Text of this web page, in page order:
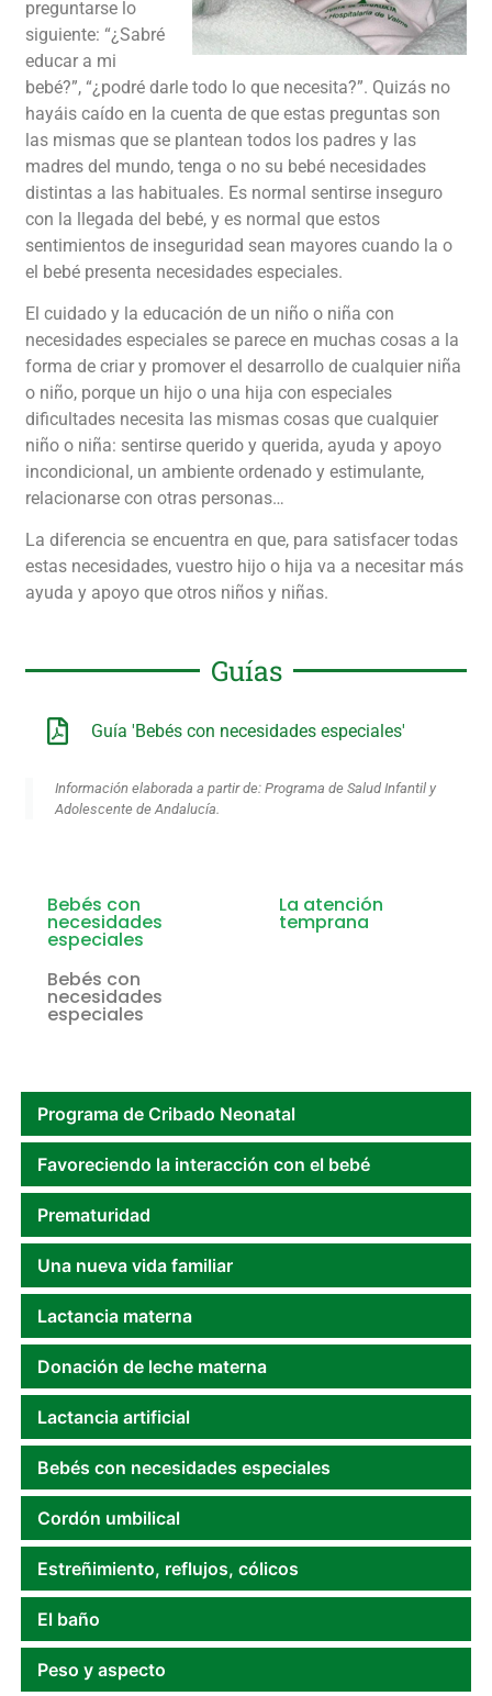
preguntarse lo
siguiente: “¿Sabré
educar a mi
bebé?”, “¿podré darle todo lo que necesita?”. Quizás no
hayáis caído en la cuenta de que estas preguntas son
las mismas que se plantean todos los padres y las
madres del mundo, tenga o no su bebé necesidades
distintas a las habituales. Es normal sentirse inseguro
con la llegada del bebé, y es normal que estos
sentimientos de inseguridad sean mayores cuando la o
el bebé presenta necesidades especiales.
El cuidado y la educación de un niño o niña con
necesidades especiales se parece en muchas cosas a la
forma de criar y promover el desarrollo de cualquier niña
o niño, porque un hijo o una hija con especiales
dificultades necesita las mismas cosas que cualquier
niño o niña: sentirse querido y querida, ayuda y apoyo
incondicional, un ambiente ordenado y estimulante,
relacionarse con otras personas…
La diferencia se encuentra en que, para satisfacer todas
estas necesidades, vuestro hijo o hija va a necesitar más
ayuda y apoyo que otros niños y niñas.
Guías
Guía 'Bebés con necesidades especiales'
Información elaborada a partir de: Programa de Salud Infantil y
Adolescente de Andalucía.
Bebés con
necesidades
especiales
Bebés con
necesidades
especiales
La atención
temprana
Programa de Cribado Neonatal
Favoreciendo la interacción con el bebé
Prematuridad
Una nueva vida familiar
Lactancia materna
Donación de leche materna
Lactancia artificial
Bebés con necesidades especiales
Cordón umbilical
Estreñimiento, reflujos, cólicos
El baño
Peso y aspecto